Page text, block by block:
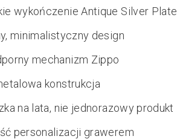
wykończenie Antique Silver Plate
minimalistyczny design
mechanizm Zippo
konstrukcja
na lata, nie jednorazowy produkt
personalizacji grawerem